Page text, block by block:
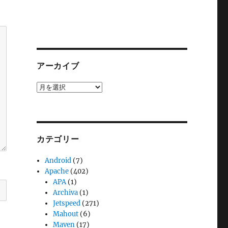
アーカイブ
ア
カテゴリー
Android (7)
Apache (402)
APA(1)
Archiva (1)
Jetspeed (271)
Mahout (6)
Maven (17)